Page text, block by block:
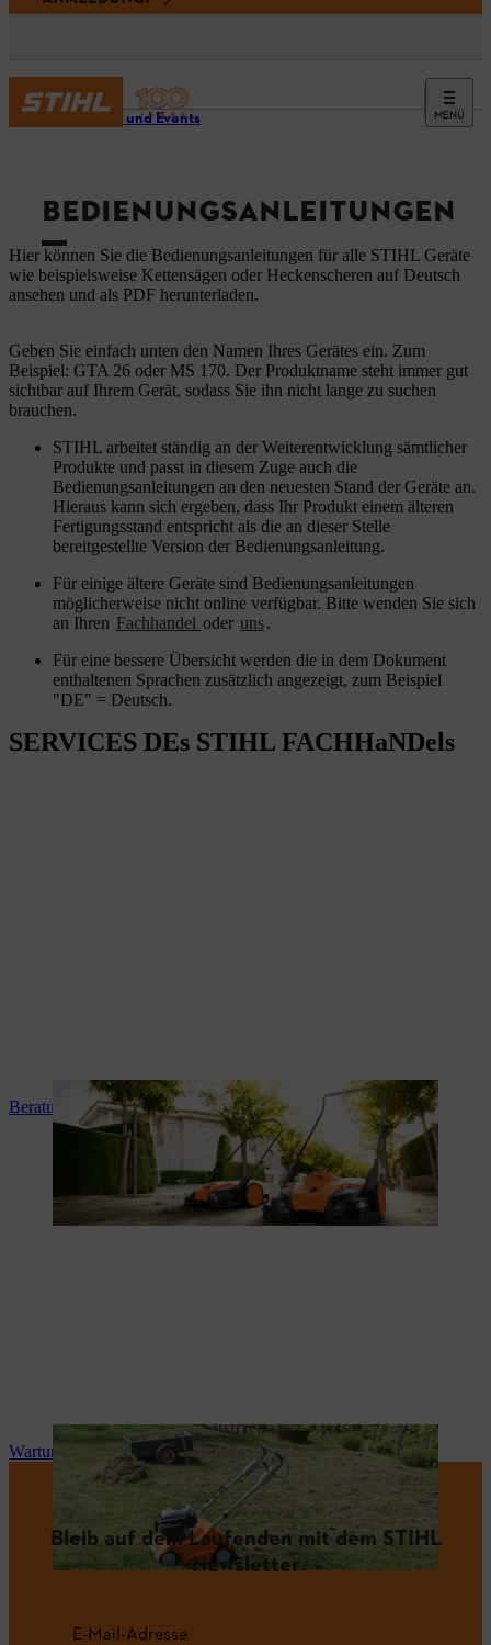
MENÜ
Service und Events
BEDIENUNGSANLEITUNGEN
Hier können Sie die Bedienungsanleitungen für alle STIHL Geräte
wie beispielsweise Kettensägen oder Heckenscheren auf Deutsch
ansehen und als PDF herunterladen.
Geben Sie einfach unten den Namen Ihres Gerätes ein. Zum
Beispiel: GTA 26 oder MS 170. Der Produktname steht immer gut
sichtbar auf Ihrem Gerät, sodass Sie ihn nicht lange zu suchen
brauchen.
STIHL arbeitet ständig an der Weiterentwicklung sämtlicher
Produkte und passt in diesem Zuge auch die
Bedienungsanleitungen an den neuesten Stand der Geräte an.
Hieraus kann sich ergeben, dass Ihr Produkt einem älteren
Fertigungsstand entspricht als die an dieser Stelle
bereitgestellte Version der Bedienungsanleitung.
Für einige ältere Geräte sind Bedienungsanleitungen
möglicherweise nicht online verfügbar. Bitte wenden Sie sich
an Ihren Fachhandel oder uns.
Für eine bessere Übersicht werden die in dem Dokument
enthaltenen Sprachen zusätzlich angezeigt, zum Beispiel
"DE" = Deutsch.
SERVICES DEs STIHL FACHHaNDels
Beratung und Produkteinweisung
Wartung und Reparatur
Bleib auf dem Laufenden mit dem STIHL
Newsletter
E-Mail-Adresse